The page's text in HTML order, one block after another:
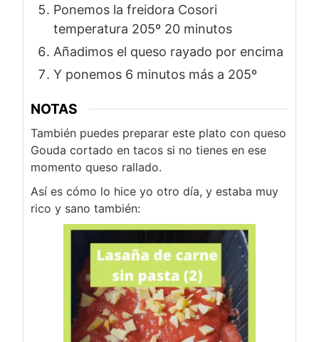
Ponemos la freidora Cosori
temperatura 205º 20 minutos
Añadimos el queso rayado por encima
Y ponemos 6 minutos más a 205º
NOTAS
También puedes preparar este plato con queso
Gouda cortado en tacos si no tienes en ese
momento queso rallado.
Así es cómo lo hice yo otro día, y estaba muy
rico y sano también: